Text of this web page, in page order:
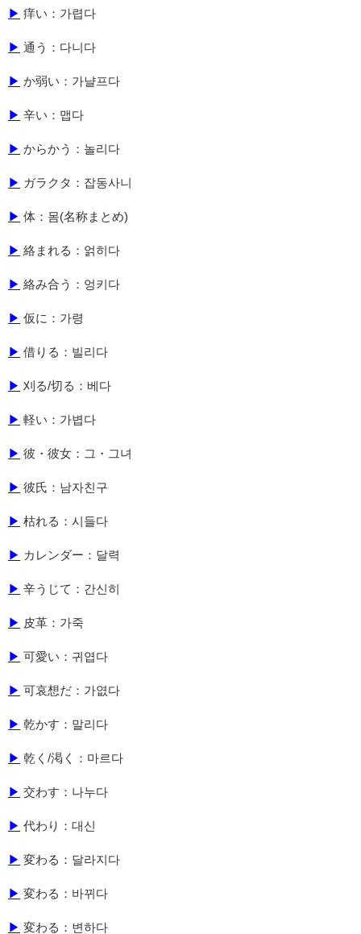
▶ 痒い：가렵다
▶ 通う：다니다
▶ か弱い：가냘프다
▶ 辛い：맵다
▶ からかう：놀리다
▶ ガラクタ：잡동사니
▶ 体：몸(名称まとめ)
▶ 絡まれる：얽히다
▶ 絡み合う：엉키다
▶ 仮に：가령
▶ 借りる：빌리다
▶ 刈る/切る：베다
▶ 軽い：가볍다
▶ 彼・彼女：그・그녀
▶ 彼氏：남자친구
▶ 枯れる：시들다
▶ カレンダー：달력
▶ 辛うじて：간신히
▶ 皮革：가죽
▶ 可愛い：귀엽다
▶ 可哀想だ：가엾다
▶ 乾かす：말리다
▶ 乾く/渇く：마르다
▶ 交わす：나누다
▶ 代わり：대신
▶ 変わる：달라지다
▶ 変わる：바뀌다
▶ 変わる：변하다